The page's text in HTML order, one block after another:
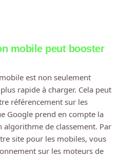
mobile peut booster
est non seulement
rapide à charger. Cela peut
référencement sur les
Google prend en compte la
de classement. Par
site pour les mobiles, vous
sur les moteurs de